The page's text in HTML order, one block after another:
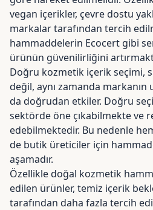
vegan içerikler, çevre dostu
markalar tarafından tercih
hammaddelerin Ecocert gibi
ürünün güvenilirliğini
Doğru kozmetik içerik seçimi,
değil, aynı zamanda markanın
da doğrudan etkiler. Doğru
sektörde öne çıkabilmekte ve
edebilmektedir. Bu nedenle
de butik üreticiler için
aşamadır.
Özellikle doğal kozmetik
edilen ürünler, temiz içerik
tarafından daha fazla tercih